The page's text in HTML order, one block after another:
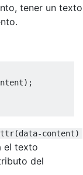
tener un texto
);
content)
el texto
del